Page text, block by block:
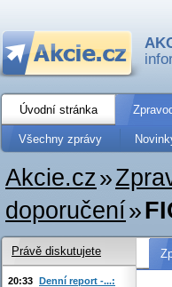
Úvodní stránka
Všechny zprávy
Akcie.cz»
doporučení»
Právě diskutujete
20:33 Denní report -...: